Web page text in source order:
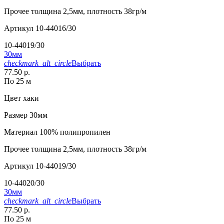
Прочее толщина 2,5мм, плотность 38гр/м
Артикул 10-44016/30
10-44019/30
30мм
checkmark_alt_circleВыбрать
77.50 р.
По 25 м
Цвет хаки
Размер 30мм
Материал 100% полипропилен
Прочее толщина 2,5мм, плотность 38гр/м
Артикул 10-44019/30
10-44020/30
30мм
checkmark_alt_circleВыбрать
77.50 р.
По 25 м